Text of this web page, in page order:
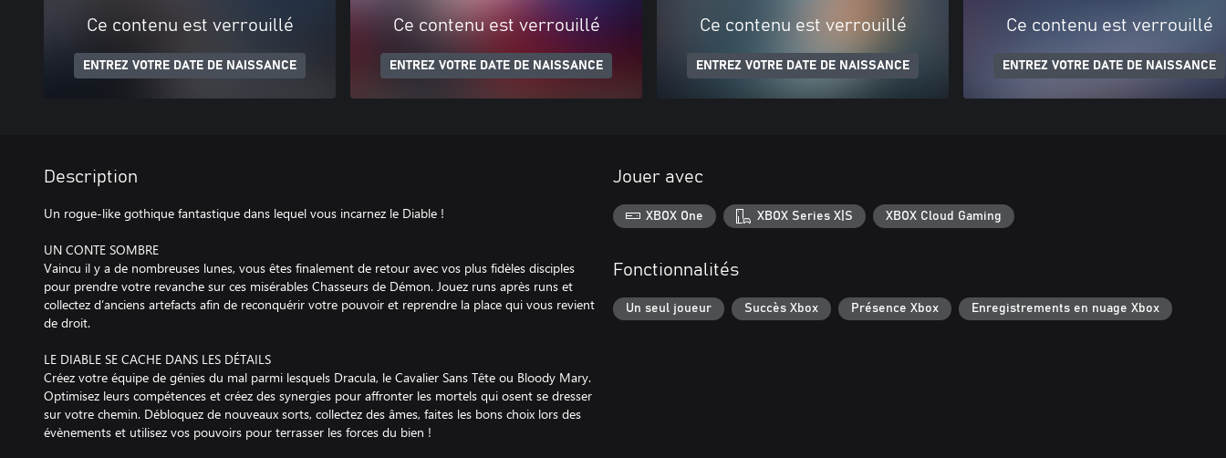
Ce contenu est verrouillé
ENTREZ VOTRE DATE DE NAISSANCE
Ce contenu est verrouillé
ENTREZ VOTRE DATE DE NAISSANCE
Ce contenu est verrouillé
ENTREZ VOTRE DATE DE NAISSANCE
Ce contenu est verrouillé
ENTREZ VOTRE DATE DE NAISSANCE
Description
Un rogue-like gothique fantastique dans lequel vous incarnez le Diable !
UN CONTE SOMBRE
Vaincu il y a de nombreuses lunes, vous êtes finalement de retour avec vos plus fidèles disciples
pour prendre votre revanche sur ces misérables Chasseurs de Démon. Jouez runs après runs et
collectez d’anciens artefacts afin de reconquérir votre pouvoir et reprendre la place qui vous revient
de droit.
LE DIABLE SE CACHE DANS LES DÉTAILS
Créez votre équipe de génies du mal parmi lesquels Dracula, le Cavalier Sans Tête ou Bloody Mary.
Optimisez leurs compétences et créez des synergies pour affronter les mortels qui osent se dresser
sur votre chemin. Débloquez de nouveaux sorts, collectez des âmes, faites les bons choix lors des
Jouer avec
XBOX One XBOX Series X|S XBOX Cloud Gaming
Fonctionnalités
Un seul joueur Succès Xbox Présence Xbox Enregistrements en nuage Xbox